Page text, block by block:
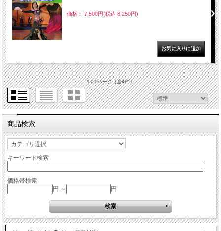
価格： 7,500円(税込 8,250円)
1 / 1ページ（全4件）
商品検索
キーワード検索
価格帯検索
円 ～
円